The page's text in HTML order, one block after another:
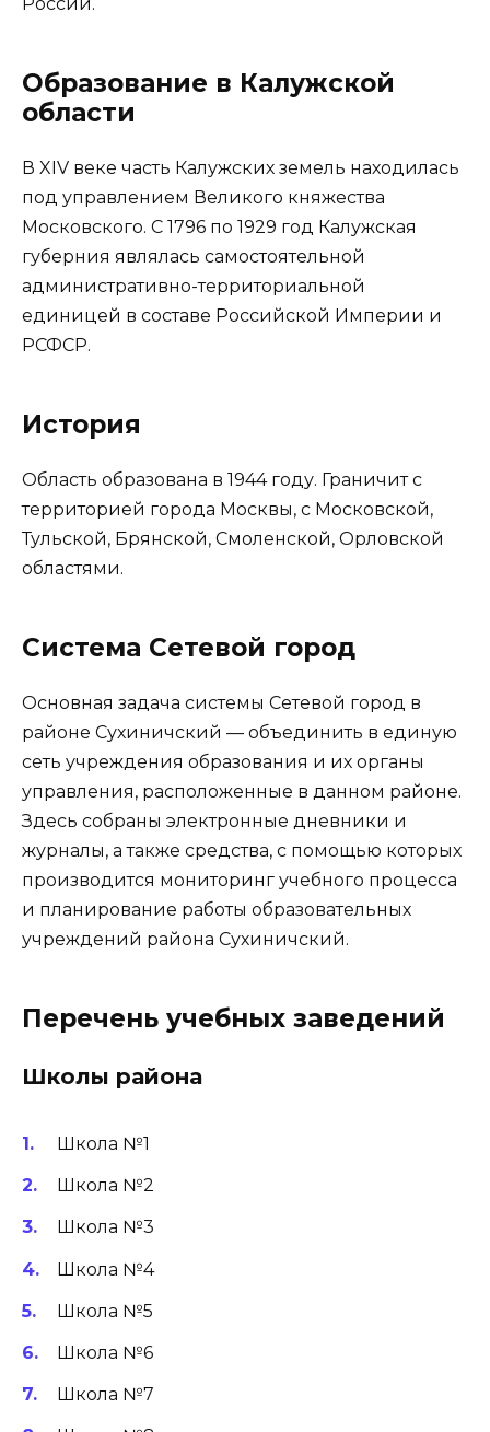
Образование в Калужской
области
В XIV веке часть Калужских земель находилась
под управлением Великого княжества
Московского. С 1796 по 1929 год Калужская
губерния являлась самостоятельной
административно-территориальной
единицей в составе Российской Империи и
РСФСР.
История
Область образована в 1944 году. Граничит с
территорией города Москвы, с Московской,
Тульской, Брянской, Смоленской, Орловской
областями.
Система Сетевой город
Основная задача системы Сетевой город в
районе Сухиничский — объединить в единую
сеть учреждения образования и их органы
управления, расположенные в данном районе.
Здесь собраны электронные дневники и
журналы, а также средства, с помощью которых
производится мониторинг учебного процесса
и планирование работы образовательных
учреждений района Сухиничский.
Перечень учебных заведений
Школы района
Школа №1
Школа №2
Школа №3
Школа №4
Школа №5
Школа №6
Школа №7